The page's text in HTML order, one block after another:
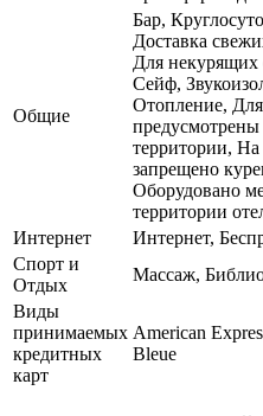
Общие
Бар,
Доставка
Для некурящих
Сейф,
Отопление,
территории, На
запрещено
Оборудовано
территории
Интернет
Интернет,
Спорт и
Отдых
Массаж,
Виды
принимаемых
кредитных
карт
American
Bleue